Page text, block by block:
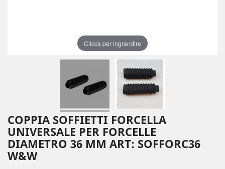
Clicca per ingrandire
COPPIA SOFFIETTI FORCELLA
UNIVERSALE PER FORCELLE
DIAMETRO 36 MM ART: SOFFORC36
W&W